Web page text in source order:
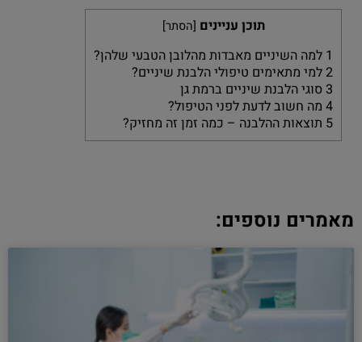
תוכן עניינים [הסתר]
1 למה השיניים מאבדות מהלובן הטבעי שלהן?
2למי מתאימים טיפולי הלבנת שיניים?
3סוגי הלבנת שיניים ברמת גן
4 מה חשוב לדעת לפני הטיפול?
5 תוצאות ההלבנה – כמה זמן זה מחזיק?
מאמרים נוספים: